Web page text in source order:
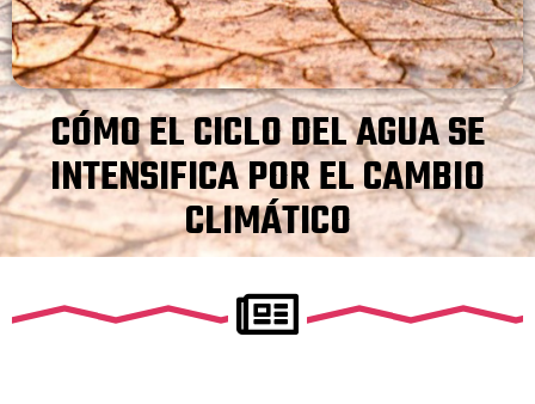
CÓMO EL CICLO DEL AGUA SE
INTENSIFICA POR EL CAMBIO
CLIMÁTICO